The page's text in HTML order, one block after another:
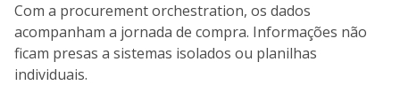
Com a procurement orchestration, os dados
acompanham a jornada de compra. Informações não
ficam presas a sistemas isolados ou planilhas
individuais.